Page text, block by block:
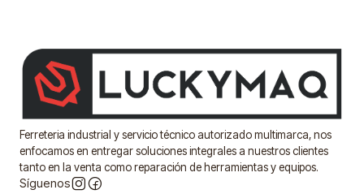
Ferreteria industrial y servicio técnico autorizado multimarca, nos
enfocamos en entregar soluciones integrales a nuestros clientes
tanto en la venta como reparación de herramientas y equipos.
Síguenos